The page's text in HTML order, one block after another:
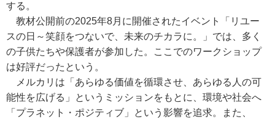
する。
教材公開前の2025年8月に開催されたイベント「リユー
スの日～笑顔をつないで、未来のチカラに。」では、多く
の子供たちや保護者が参加した。ここでのワークショップ
は好評だったという。
メルカリは「あらゆる価値を循環させ、あらゆる人の可
能性を広げる」というミッションをもとに、環境や社会へ
「プラネット・ポジティブ」という影響を追求。また、